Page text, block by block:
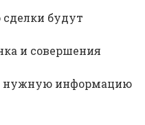
будут
и совершения
нужную информацию